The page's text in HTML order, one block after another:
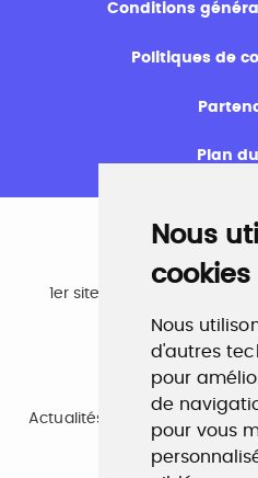
Nous
cookies
Nous
d'autres
pour
de
pour vous
Conditions
Politiques de
Plan
1er site emploi du secteur
Actualités, guide et annuaire
de la